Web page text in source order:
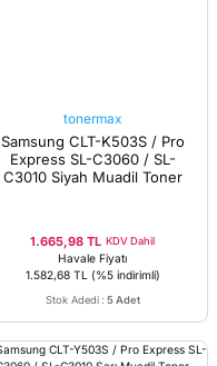
tonermax
Samsung CLT-K503S / Pro
Express SL-C3060 / SL-
C3010 Siyah Muadil Toner
1.665,98 TL KDV Dahil
Havale Fiyatı
1.582,68 TL
(%5 indirimli)
Stok Adedi : 5 Adet